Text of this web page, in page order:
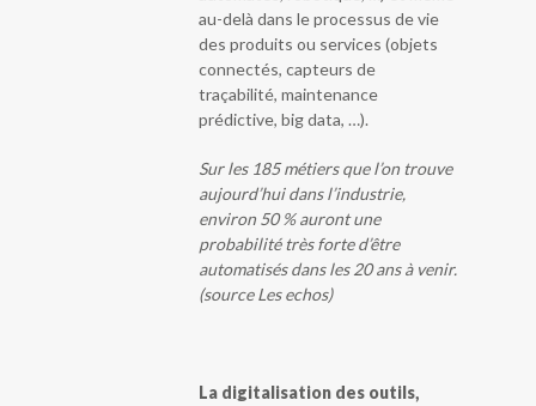
au-delà dans le processus de vie
des produits ou services (objets
connectés, capteurs de
traçabilité, maintenance
prédictive, big data, …).
Sur les 185 métiers que l’on trouve
aujourd’hui dans l’industrie,
environ 50 % auront une
probabilité très forte d’être
automatisés dans les 20 ans à venir.
(source Les echos)
La digitalisation des outils,